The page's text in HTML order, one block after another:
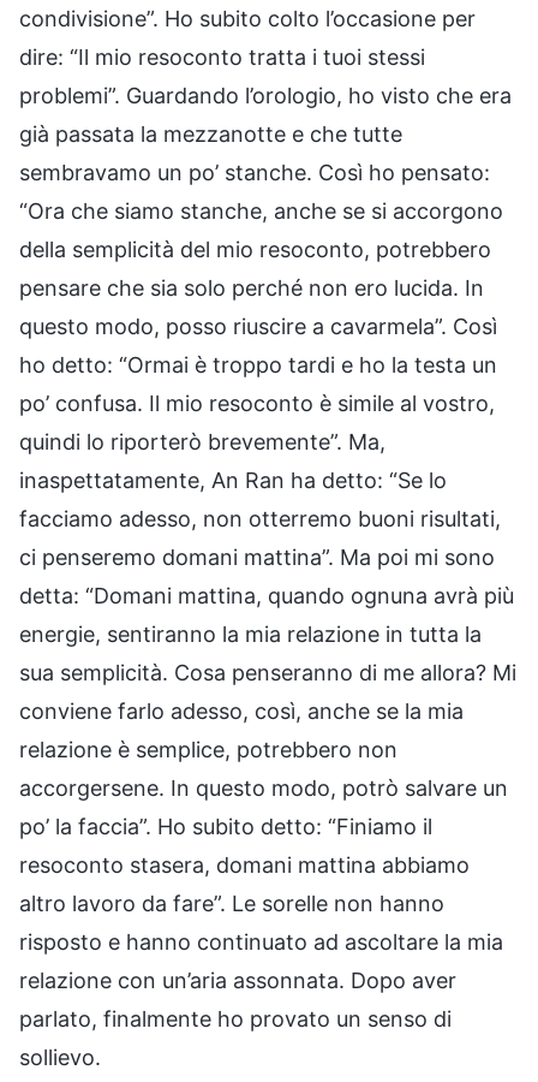
condivisione”. Ho subito colto l’occasione per
dire: “Il mio resoconto tratta i tuoi stessi
problemi”. Guardando l’orologio, ho visto che era
già passata la mezzanotte e che tutte
sembravamo un po’ stanche. Così ho pensato:
“Ora che siamo stanche, anche se si accorgono
della semplicità del mio resoconto, potrebbero
pensare che sia solo perché non ero lucida. In
questo modo, posso riuscire a cavarmela”. Così
ho detto: “Ormai è troppo tardi e ho la testa un
po’ confusa. Il mio resoconto è simile al vostro,
quindi lo riporterò brevemente”. Ma,
inaspettatamente, An Ran ha detto: “Se lo
facciamo adesso, non otterremo buoni risultati,
ci penseremo domani mattina”. Ma poi mi sono
detta: “Domani mattina, quando ognuna avrà più
energie, sentiranno la mia relazione in tutta la
sua semplicità. Cosa penseranno di me allora? Mi
conviene farlo adesso, così, anche se la mia
relazione è semplice, potrebbero non
accorgersene. In questo modo, potrò salvare un
po’ la faccia”. Ho subito detto: “Finiamo il
resoconto stasera, domani mattina abbiamo
altro lavoro da fare”. Le sorelle non hanno
risposto e hanno continuato ad ascoltare la mia
relazione con un’aria assonnata. Dopo aver
parlato, finalmente ho provato un senso di
sollievo.